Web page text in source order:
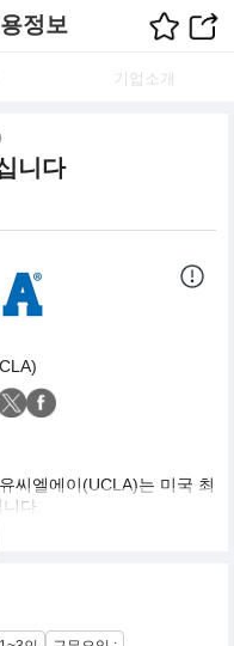
정보
기업소개
니다
씨엘에이(UCLA)는 미국 최
다.
LOOK으로
LIFE를 지향합니다.